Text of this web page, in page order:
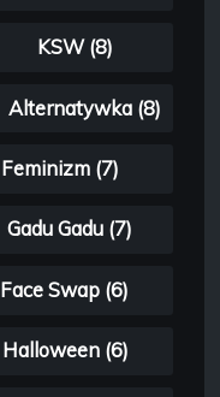
KSW (8)
Alternatywka (8)
Feminizm (7)
Gadu Gadu (7)
Face Swap (6)
Halloween (6)